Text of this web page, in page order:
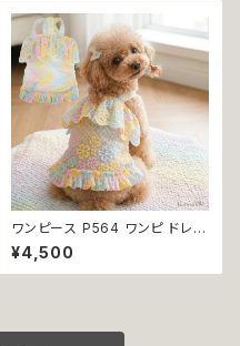
ッグ ウェア ドッグウエア 犬洋服
犬の洋服 洋服 猫 猫服 猫の服
ペット 小型犬 中型犬 おしゃれ
かわいい 可愛い 返品交換不可
ワンピース P564 ワンピ ドレス
ハンドメイド 花 透け感 スカート
トップス 裏地付き パピー 小型
犬 犬 猫 ペット 服 犬服 猫服 犬
不可
¥4,500